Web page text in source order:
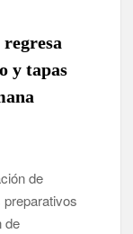
de
2030 un torneo
y defiende
y tapas
de
de